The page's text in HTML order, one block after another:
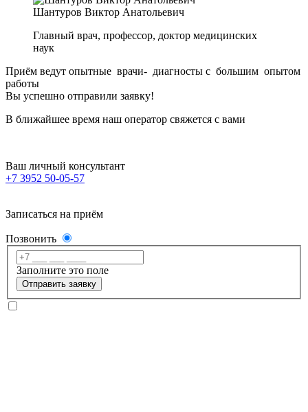
Шантуров Виктор Анатольевич
Главный врач, профессор, доктор медицинских
наук
Приём ведут опытные врачи- диагносты с большим опытом
работы
Вы успешно отправили заявку!
В ближайшее время наш оператор свяжется с вами
Ваш личный консультант
+7 3952 50-05-57
Записаться на приём
Позвонить
Заполните это поле
Отправить заявку